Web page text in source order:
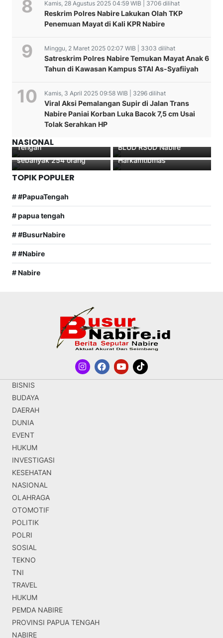
Kamis, 28 Agustus 2025 04:59 WIB | 3706 dilihat
Reskrim Polres Nabire Lakukan Olah TKP
Penemuan Mayat di Kali KPR Nabire
Minggu, 2 Maret 2025 02:07 WIB | 3303 dilihat
Satreskrim Polres Nabire Temukan Mayat Anak 6
Tahun di Kawasan Kampus STAI As-Syafiiyah
Kamis, 3 April 2025 09:58 WIB | 3296 dilihat
Viral Aksi Pemalangan Supir di Jalan Trans
Nabire Paniai Korban Luka Bacok 7,5 cm Usai
Tolak Serahkan HP
NASIONAL
Kajati Papua Perkuat
Sinergi Strategis Kawal
Pembangunan dan
Tengah
Bupati Nabire Mesak
Magai Memberikan Surat
BLUD RSUD Nabire
Hari ke dua Gebyar Vaksin
Presisi di Nabire,
sebanyak 254 orang
POLRI Dalam Rangka
Harkamtibmas
TOPIK POPULER
# #PapuaTengah
# papua tengah
# #BusurNabire
# #Nabire
# Nabire
BISNIS
BUDAYA
DAERAH
DUNIA
EVENT
HUKUM
INVESTIGASI
KESEHATAN
NASIONAL
OLAHRAGA
OTOMOTIF
POLITIK
POLRI
SOSIAL
TEKNO
TNI
TRAVEL
HUKUM
PEMDA NABIRE
PROVINSI PAPUA TENGAH
NABIRE